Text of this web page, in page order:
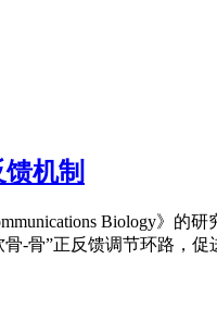
机制
Biology》的
-骨”正反馈调节环路，